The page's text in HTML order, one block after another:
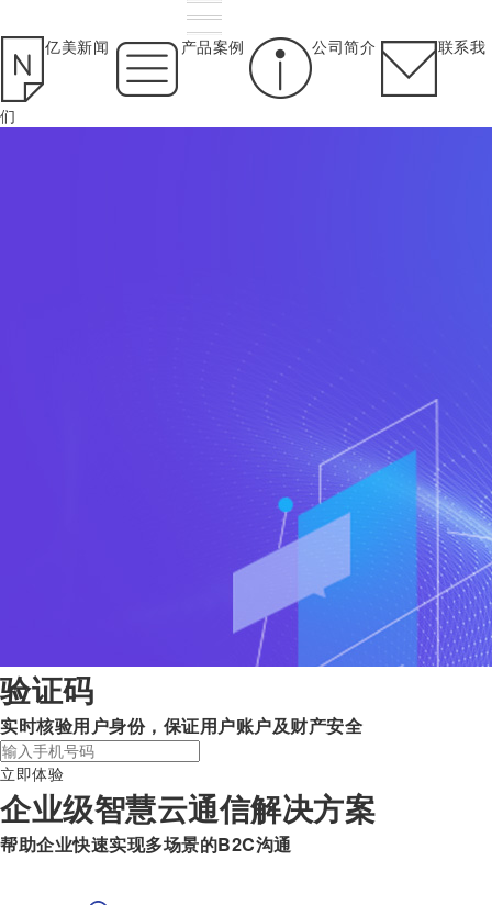
亿美新闻 产品案例 公司简介 联系我
们
验证码
实时核验用户身份，保证用户账户及财产安全
立即体验
企业级智慧云通信解决方案
帮助企业快速实现多场景的B2C沟通